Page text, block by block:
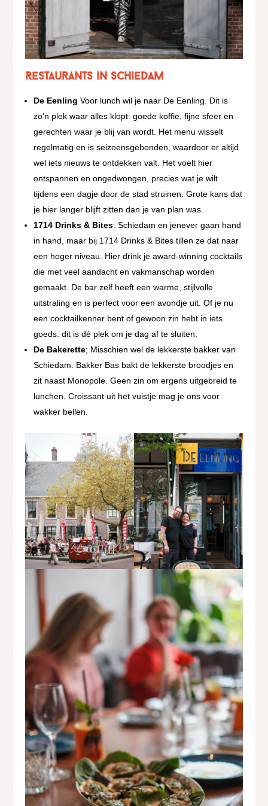
Restaurants in Schiedam
De Eenling Voor lunch wil je naar De Eenling. Dit is
zo’n plek waar alles klopt: goede koffie, fijne sfeer en
gerechten waar je blij van wordt. Het menu wisselt
regelmatig en is seizoensgebonden, waardoor er altijd
wel iets nieuws te ontdekken valt. Het voelt hier
ontspannen en ongedwongen, precies wat je wilt
tijdens een dagje door de stad struinen. Grote kans dat
je hier langer blijft zitten dan je van plan was.
1714 Drinks & Bites: Schiedam en jenever gaan hand
in hand, maar bij 1714 Drinks & Bites tillen ze dat naar
een hoger niveau. Hier drink je award-winning cocktails
die met veel aandacht en vakmanschap worden
gemaakt. De bar zelf heeft een warme, stijlvolle
uitstraling en is perfect voor een avondje uit. Of je nu
een cocktailkenner bent of gewoon zin hebt in iets
goeds: dit is dé plek om je dag af te sluiten.
De Bakerette; Misschien wel de lekkerste bakker van
Schiedam. Bakker Bas bakt de lekkerste broodjes en
zit naast Monopole. Geen zin om ergens uitgebreid te
lunchen. Croissant uit het vuistje mag je ons voor
wakker bellen.